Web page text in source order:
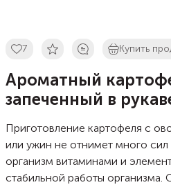
7 Купить
Ароматный
запеченный в
Приготовление картофеля с
или ужин не отнимет много сил
организм витаминами и
стабильной работы организма.